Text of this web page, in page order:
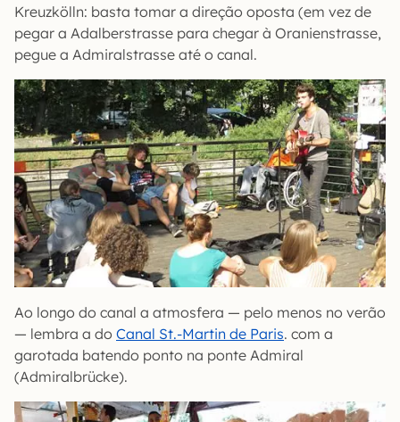
Kreuzkölln: basta tomar a direção oposta (em vez de
pegar a Adalberstrasse para chegar à Oranienstrasse,
pegue a Admiralstrasse até o canal.
Ao longo do canal a atmosfera — pelo menos no verão
— lembra a do Canal St.-Martin de Paris. com a
garotada batendo ponto na ponte Admiral
(Admiralbrücke).